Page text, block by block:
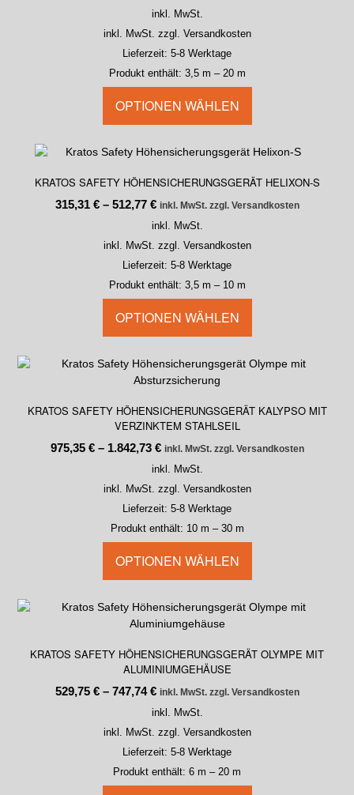
inkl. MwSt.
inkl. MwSt. zzgl. Versandkosten
Lieferzeit: 5-8 Werktage
Produkt enthält: 3,5 m – 20 m
OPTIONEN WÄHLEN
KRATOS SAFETY HÖHENSICHERUNGSGERÄT HELIXON-S
315,31 €– 512,77 € inkl. MwSt. zzgl. Versandkosten
inkl. MwSt.
inkl. MwSt. zzgl. Versandkosten
Lieferzeit: 5-8 Werktage
Produkt enthält: 3,5 m – 10 m
OPTIONEN WÄHLEN
KRATOS SAFETY HÖHENSICHERUNGSGERÄT KALYPSO MIT
VERZINKTEM STAHLSEIL
975,35 €– 1.842,73 € inkl. MwSt. zzgl. Versandkosten
inkl. MwSt.
inkl. MwSt. zzgl. Versandkosten
Lieferzeit: 5-8 Werktage
Produkt enthält: 10 m – 30 m
OPTIONEN WÄHLEN
KRATOS SAFETY HÖHENSICHERUNGSGERÄT OLYMPE MIT
ALUMINIUMGEHÄUSE
529,75 €– 747,74€ inkl. MwSt. zzgl. Versandkosten
inkl. MwSt.
inkl. MwSt. zzgl. Versandkosten
Lieferzeit: 5-8 Werktage
Produkt enthält: 6 m – 20 m